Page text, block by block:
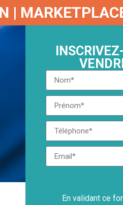
|
En validant ce